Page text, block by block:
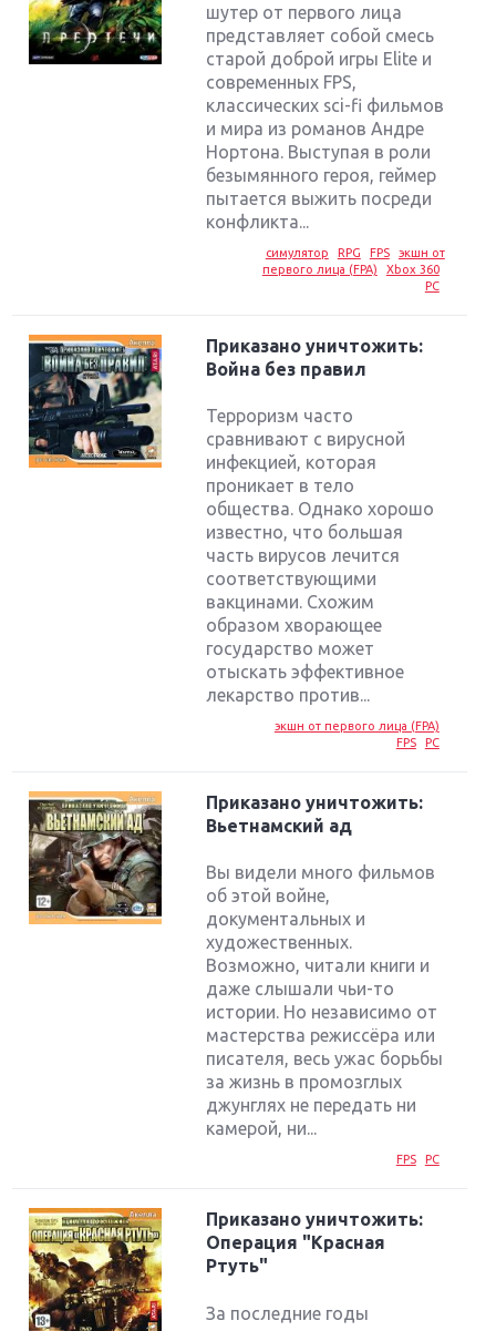
шутер от первого лица
представляет собой смесь
старой доброй игры Elite и
современных FPS,
классических sci-fi фильмов
и мира из романов Андре
Нортона. Выступая в роли
безымянного героя, геймер
пытается выжить посреди
конфликта...
симулятор RPG FPS
экшн от
первого лица (FPA)
Xbox 360
PC
Приказано уничтожить:
Война без правил
Терроризм часто
сравнивают с вирусной
инфекцией, которая
проникает в тело
общества. Однако хорошо
известно, что большая
часть вирусов лечится
соответствующими
вакцинами. Схожим
образом хворающее
государство может
отыскать эффективное
лекарство против...
экшн от первого лица (FPA)
FPS
PC
Приказано уничтожить:
Вьетнамский ад
Вы видели много фильмов
об этой войне,
документальных и
художественных.
Возможно, читали книги и
даже слышали чьи-то
истории. Но независимо от
мастерства режиссёра или
писателя, весь ужас борьбы
за жизнь в промозглых
джунглях не передать ни
камерой, ни...
FPS PC
Приказано уничтожить:
Операция "Красная
Ртуть"
За последние годы